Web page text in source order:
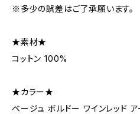
※多少の誤差はご了承願います。
★素材★
コットン 100%
★カラー★
ベージュ ボルドー ワインレッド